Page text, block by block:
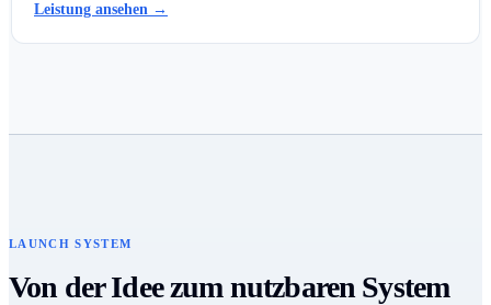
Leistung ansehen →
LAUNCH SYSTEM
Von der Idee zum nutzbaren System